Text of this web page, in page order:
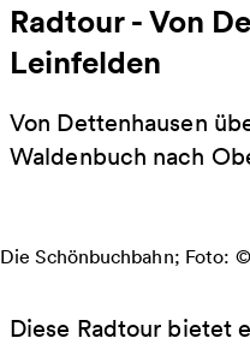
Radtour - Von
Leinfelden
Von Dettenhausen
Waldenbuch nach
Die Schönbuchbahn; Foto:
Diese Radtour bietet